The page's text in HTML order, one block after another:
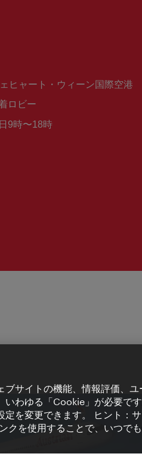
ヒャート・ウィーン国際空港
ロビー
9時〜18時
サイトの機能、情報評価、
いわゆる「Cookie」が必要で
を変更できます。 ヒント：
クを使用することで、いつで